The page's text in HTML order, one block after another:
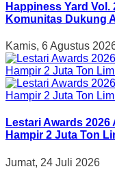
Happiness Yard
Komunitas Dukung
Kamis, 6 Agustus
Lestari Awards
Hampir 2 Juta Ton
Jumat, 24 Juli 2026